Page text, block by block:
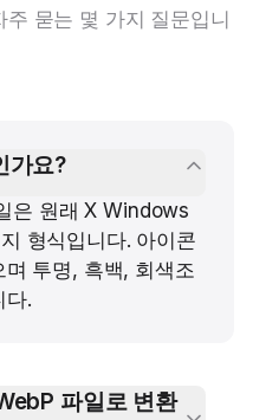
묻는 몇 가지 질문입니
가요?
은 원래 X Windows
형식입니다. 아이콘
투명, 흑백, 회색조
다.
파일로 변환